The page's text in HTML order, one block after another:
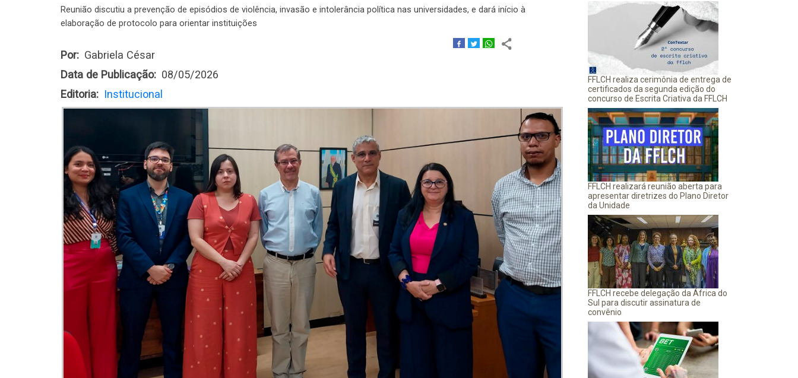
Reunião discutiu a prevenção de episódios de violência, invasão e intolerância política nas universidades, e dará início à
elaboração de protocolo para orientar instituições
Por
Gabriela César
Data de Publicação
08/05/2026
Editoria
Institucional
FFLCH realiza cerimônia de entrega de
certificados da segunda edição do
concurso de Escrita Criativa da FFLCH
FFLCH realizará reunião aberta para
apresentar diretrizes do Plano Diretor
da Unidade
FFLCH recebe delegação da África do
Sul para discutir assinatura de
convênio